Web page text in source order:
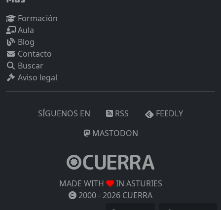
Formación
Aula
Blog
Contacto
Buscar
Aviso legal
SÍGUENOS EN RSS
FEEDLY
MASTODON
MADE WITH
IN ASTURIES
2000 -2026 CUERRA